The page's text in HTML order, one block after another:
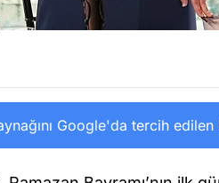
Google'da tercih